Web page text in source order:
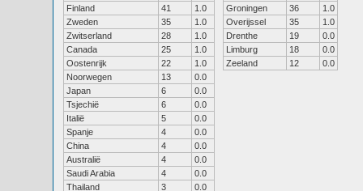
Finland
41
1.0
Zweden
35
1.0
Zwitserland
28
1.0
Canada
25
1.0
Oostenrijk
22
1.0
Noorwegen
13
0.0
Japan
6
0.0
Tsjechië
6
0.0
Italië
5
0.0
Spanje
4
0.0
China
4
0.0
Australië
4
0.0
Saudi Arabia
4
0.0
Thailand
3
0.0
Groningen
36
1.0
Overijssel
35
1.0
Drenthe
19
0.0
Limburg
18
0.0
Zeeland
12 0.0